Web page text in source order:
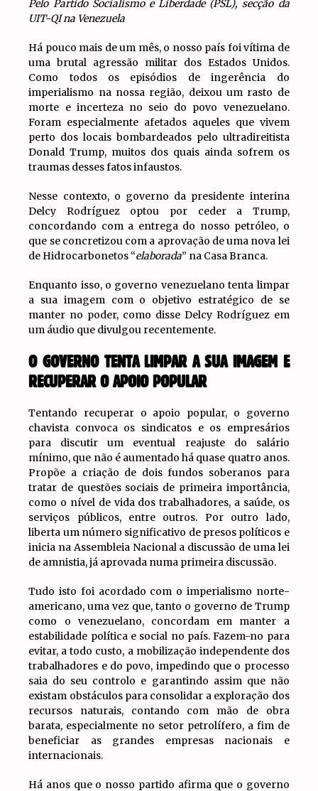
Pelo Partido Socialismo e Liberdade (PSL), secção da
UIT-QI na Venezuela
Há pouco mais de um mês, o nosso país foi vítima de
uma brutal agressão militar dos Estados Unidos.
Como todos os episódios de ingerência do
imperialismo na nossa região, deixou um rasto de
morte e incerteza no seio do povo venezuelano.
Foram especialmente afetados aqueles que vivem
perto dos locais bombardeados pelo ultradireitista
Donald Trump, muitos dos quais ainda sofrem os
traumas desses fatos infaustos.
Nesse contexto, o governo da presidente interina
Delcy Rodríguez optou por ceder a Trump,
concordando com a entrega do nosso petróleo, o
que se concretizou com a aprovação de uma nova lei
de Hidrocarbonetos “elaborada” na Casa Branca.
Enquanto isso, o governo venezuelano tenta limpar
a sua imagem com o objetivo estratégico de se
manter no poder, como disse Delcy Rodríguez em
um áudio que divulgou recentemente.
O GOVERNO TENTA LIMPAR A SUA IMAGEM E
RECUPERAR O APOIO POPULAR
Tentando recuperar o apoio popular, o governo
chavista convoca os sindicatos e os empresários
para discutir um eventual reajuste do salário
mínimo, que não é aumentado há quase quatro anos.
Propõe a criação de dois fundos soberanos para
tratar de questões sociais de primeira importância,
como o nível de vida dos trabalhadores, a saúde, os
serviços públicos, entre outros. Por outro lado,
liberta um número significativo de presos políticos e
inicia na Assembleia Nacional a discussão de uma lei
de amnistia, já aprovada numa primeira discussão.
Tudo isto foi acordado com o imperialismo norte-
americano, uma vez que, tanto o governo de Trump
como o venezuelano, concordam em manter a
estabilidade política e social no país. Fazem-no para
evitar, a todo custo, a mobilização independente dos
trabalhadores e do povo, impedindo que o processo
saia do seu controlo e garantindo assim que não
existam obstáculos para consolidar a exploração dos
recursos naturais, contando com mão de obra
barata, especialmente no setor petrolífero, a fim de
beneficiar as grandes empresas nacionais e
internacionais.
Há anos que o nosso partido afirma que o governo